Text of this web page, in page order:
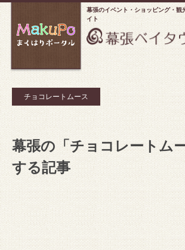
幕張のイベント・ショッピング
観
イト
チョコレートムース
幕張の「チョコレートム
する記事